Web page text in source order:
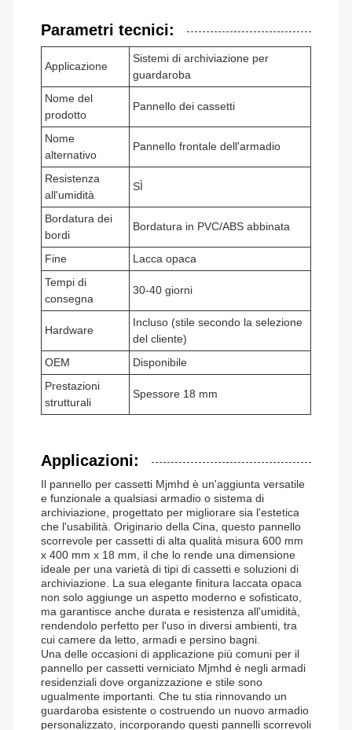
Parametri tecnici:
Applicazione
Sistemi di archiviazione per
guardaroba
Nome del
prodotto
Pannello dei cassetti
Nome
alternativo
Pannello frontale dell'armadio
Resistenza
all'umidità
SÌ
Bordatura dei
bordi
Bordatura in PVC/ABS abbinata
Fine
Lacca opaca
Tempi di
consegna
30-40 giorni
Hardware
Incluso (stile secondo la selezione
del cliente)
OEM
Disponibile
Prestazioni
strutturali
Spessore 18 mm
Applicazioni:
Il pannello per cassetti Mjmhd è un'aggiunta versatile
e funzionale a qualsiasi armadio o sistema di
archiviazione, progettato per migliorare sia l'estetica
che l'usabilità. Originario della Cina, questo pannello
scorrevole per cassetti di alta qualità misura 600 mm
x 400 mm x 18 mm, il che lo rende una dimensione
ideale per una varietà di tipi di cassetti e soluzioni di
archiviazione. La sua elegante finitura laccata opaca
non solo aggiunge un aspetto moderno e sofisticato,
ma garantisce anche durata e resistenza all'umidità,
rendendolo perfetto per l'uso in diversi ambienti, tra
cui camere da letto, armadi e persino bagni.
Una delle occasioni di applicazione più comuni per il
pannello per cassetti verniciato Mjmhd è negli armadi
residenziali dove organizzazione e stile sono
ugualmente importanti. Che tu stia rinnovando un
guardaroba esistente o costruendo un nuovo armadio
personalizzato, incorporando questi pannelli scorrevoli